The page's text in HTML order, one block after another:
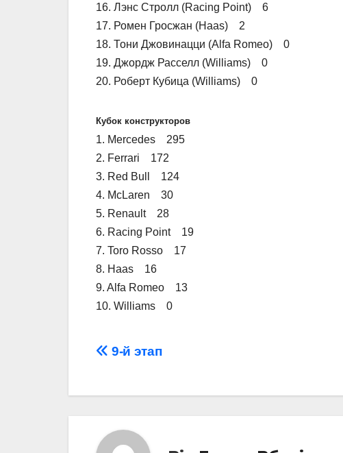
16. Лэнс Стролл (Racing Point) 6
17. Ромен Гросжан (Haas) 2
18. Тони Джовинацци (Alfa Romeo) 0
19. Джордж Расселл (Williams) 0
20. Роберт Кубица (Williams) 0
Кубок конструкторов
1. Mercedes 295
2. Ferrari 172
3. Red Bull 124
4. McLaren 30
5. Renault 28
6. Racing Point 19
7. Toro Rosso 17
8. Haas 16
9. Alfa Romeo 13
10. Williams 0
Навігація
9-й этап